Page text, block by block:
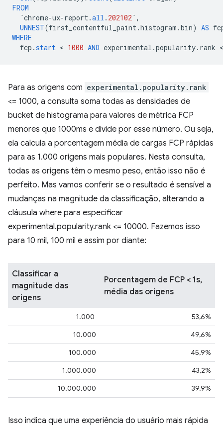
FROM
`chrome-ux-report.all . 202102` ,
UNNEST(first_contentful_paint.histogram .bin) AS
WHERE
fcp .start < 1000 AND experimental .popularity. rank <
Para as origens com experimental.popularity.rank
<= 1000, a consulta soma todas as densidades de
bucket de histograma para valores de métrica FCP
menores que 1000ms e divide por esse número. Ou seja,
ela calcula a porcentagem média de cargas FCP rápidas
para as 1.000 origens mais populares. Nesta consulta,
todas as origens têm o mesmo peso, então isso não é
perfeito. Mas vamos conferir se o resultado é sensível a
mudanças na magnitude da classificação, alterando a
cláusula where para especificar
experimental.popularity.rank <= 10000. Fazemos isso
para 10 mil, 100 mil e assim por diante:
Classificar a
magnitude das
origens
Porcentagem de FCP < 1s,
média das origens
1.000
53,6%
10.000
49,6%
100.000
45,9%
1.000.000
43,2%
10.000.000
39,9%
Isso indica que uma experiência do usuário mais rápida